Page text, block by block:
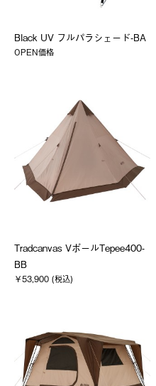
Black UV フルパラシェード-BA
OPEN価格
Tradcanvas VポールTepee400-
BB
￥53,900 (税込)